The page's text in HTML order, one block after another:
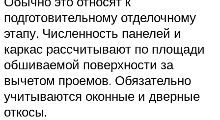
подготовительному отделочному
этапу. Численность панелей и
каркас рассчитывают по площади
обшиваемой поверхности за
вычетом проемов. Обязательно
учитываются оконные и дверные
откосы.